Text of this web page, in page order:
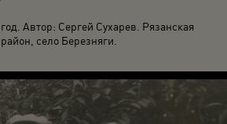
Автор: Сергей Сухарев. Рязанская
село Березняги.